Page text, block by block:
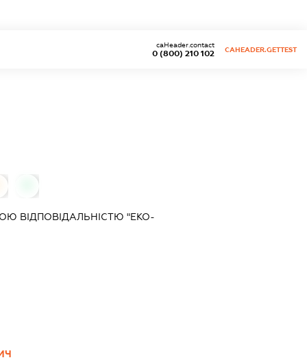
0 (800) 210 102
caHeader.contact
CAHEADER.GETTEST
ВІДПОВІДАЛЬНІСТЮ "ЕКО-